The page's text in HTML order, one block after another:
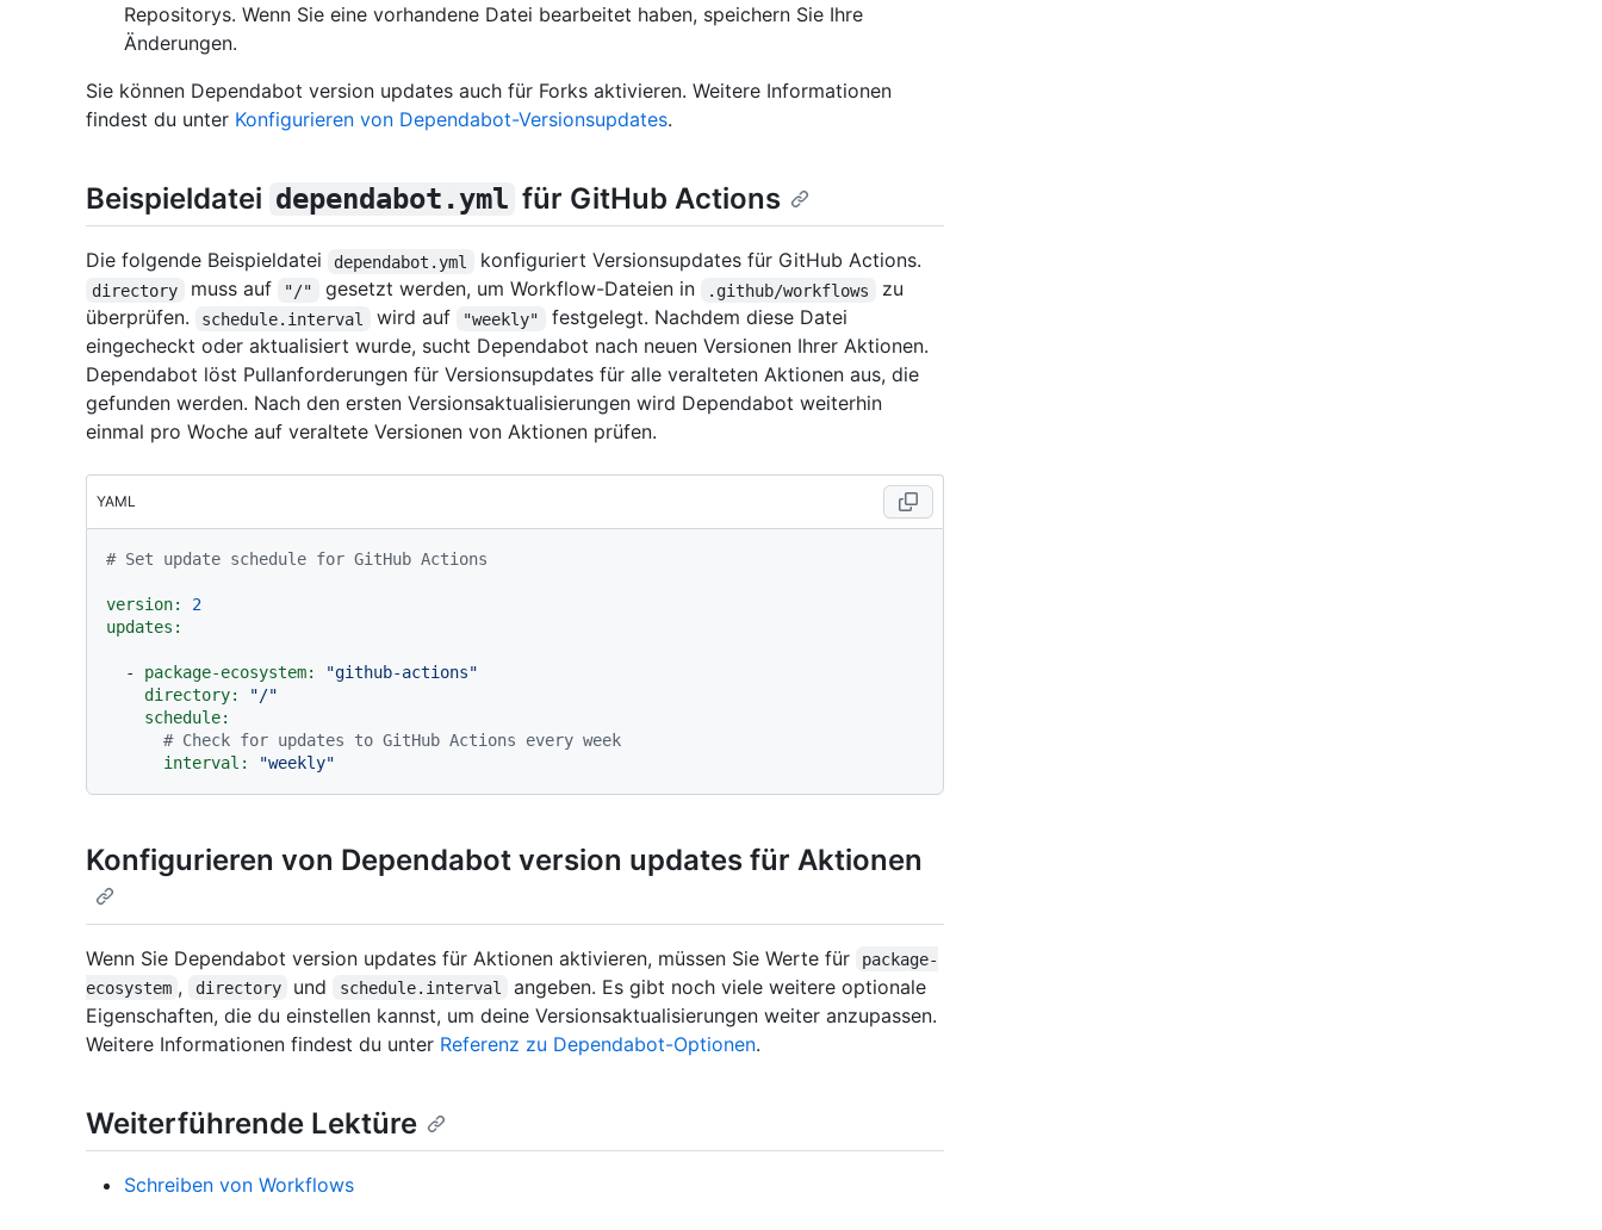
Repositorys. Wenn Sie eine vorhandene Datei bearbeitet haben, speichern Sie Ihre
Änderungen.
Sie können Dependabot version updates auch für Forks aktivieren. Weitere Informationen
findest du unter Konfigurieren von Dependabot-Versionsupdates.
Beispieldatei dependabot.yml für GitHub Actions
Die folgende Beispieldatei dependabot.yml konfiguriert Versionsupdates für GitHub Actions.
directory muss auf "/" gesetzt werden, um Workflow-Dateien in .github/workflows
zu
überprüfen.
schedule.interval wird auf "weekly"
festgelegt. Nachdem diese Datei
eingecheckt oder aktualisiert wurde, sucht Dependabot nach neuen Versionen Ihrer Aktionen.
Dependabot löst Pullanforderungen für Versionsupdates für alle veralteten Aktionen aus, die
gefunden werden. Nach den ersten Versionsaktualisierungen wird Dependabot weiterhin
einmal pro Woche auf veraltete Versionen von Aktionen prüfen.
YAML
# Set update schedule for GitHub Actions
version:
2
updates:
- package-ecosystem:
"github-actions"
directory:
"/"
schedule:
# Check for updates to GitHub Actions every week
interval:
"weekly"
Konfigurieren von Dependabot version updates für Aktionen
Wenn Sie Dependabot version updates für Aktionen aktivieren, müssen Sie Werte für
package-
ecosystem , directory und schedule.interval
angeben. Es gibt noch viele weitere optionale
Eigenschaften, die du einstellen kannst, um deine Versionsaktualisierungen weiter anzupassen.
Weitere Informationen findest du unter Referenz zu Dependabot-Optionen.
Weiterführende Lektüre
Schreiben von Workflows